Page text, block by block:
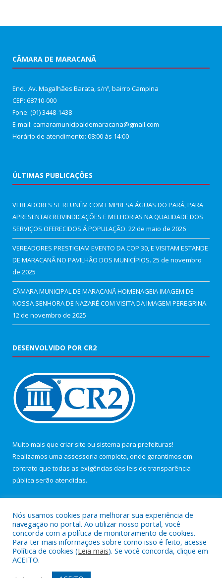
CÂMARA DE MARACANÃ
End.: Av. Magalhães Barata, s/nº, bairro Campina
CEP: 68710-000
Fone: (91) 3448-1438
E-mail: camaramunicipaldemaracana@gmail.com
Horário de atendimento: 08:00 às 14:00
ÚLTIMAS PUBLICAÇÕES
VEREADORES SE REUNÉM COM EMPRESA ÁGUAS DO PARÁ, PARA
APRESENTAR REIVINDICAÇÕES E MELHORIAS NA QUALIDADE DOS
SERVIÇOS OFERECIDOS Á POPULAÇÃO. 22 de maio de 2026
VEREADORES PRESTIGIAM EVENTO DA COP 30, E VISITAM ESTANDE
DE MARACANÃ NO PAVILHÃO DOS MUNICÍPIOS. 25 de novembro
de 2025
CÂMARA MUNICIPAL DE MARACANÃ HOMENAGEIA IMAGEM DE
NOSSA SENHORA DE NAZARÉ COM VISITA DA IMAGEM PEREGRINA.
12 de novembro de 2025
DESENVOLVIDO POR CR2
Muito mais que criar site ou sistema para prefeituras!
Realizamos uma assessoria completa, onde garantimos em
contrato que todas as exigências das leis de transparência
pública serão atendidas.
Todos os direitos reservados a Câmara Municipal de Maracanã.
Nós usamos cookies para melhorar sua experiência de
navegação no portal. Ao utilizar nosso portal, você
concorda com a política de monitoramento de cookies.
Para ter mais informações sobre como isso é feito, acesse
Política de cookies (Leia mais). Se você concorda, clique em
ACEITO.